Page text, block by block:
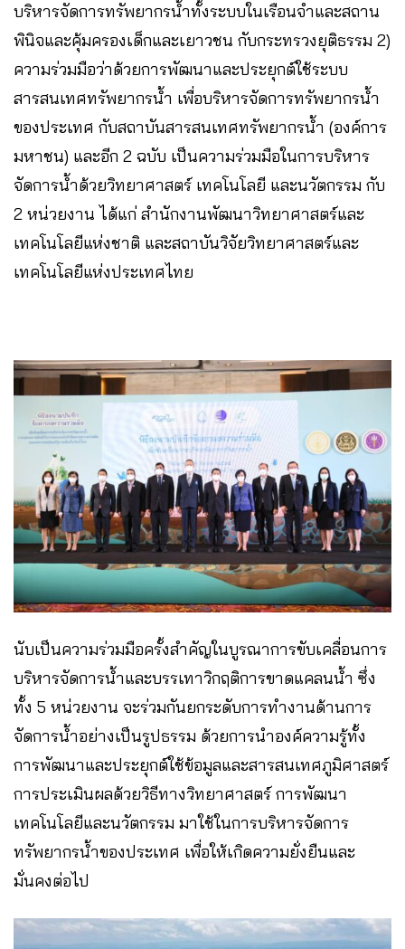
บริหารจัดการทรัพยากรน้ำทั้งระบบในเรือนจำและสถาน
พินิจและคุ้มครองเด็กและเยาวชน กับกระทรวงยุติธรรม 2)
ความร่วมมือว่าด้วยการพัฒนาและประยุกต์ใช้ระบบ
สารสนเทศทรัพยากรน้ำ เพื่อบริหารจัดการทรัพยากรน้ำ
ของประเทศ กับสถาบันสารสนเทศทรัพยากรน้ำ (องค์การ
มหาชน) และอีก 2 ฉบับ เป็นความร่วมมือในการบริหาร
จัดการน้ำด้วยวิทยาศาสตร์ เทคโนโลยี และนวัตกรรม กับ
2 หน่วยงาน ได้แก่ สำนักงานพัฒนาวิทยาศาสตร์และ
เทคโนโลยีแห่งชาติ และสถาบันวิจัยวิทยาศาสตร์และ
เทคโนโลยีแห่งประเทศไทย
นับเป็นความร่วมมือครั้งสำคัญในบูรณาการขับเคลื่อนการ
บริหารจัดการน้ำและบรรเทาวิกฤติการขาดแคลนน้ำ ซึ่ง
ทั้ง 5 หน่วยงาน จะร่วมกันยกระดับการทำงานด้านการ
จัดการน้ำอย่างเป็นรูปธรรม ด้วยการนำองค์ความรู้ทั้ง
การพัฒนาและประยุกต์ใช้ข้อมูลและสารสนเทศภูมิศาสตร์
การประเมินผลด้วยวิธีทางวิทยาศาสตร์ การพัฒนา
เทคโนโลยีและนวัตกรรม มาใช้ในการบริหารจัดการ
ทรัพยากรน้ำของประเทศ เพื่อให้เกิดความยั่งยืนและ
มั่นคงต่อไป